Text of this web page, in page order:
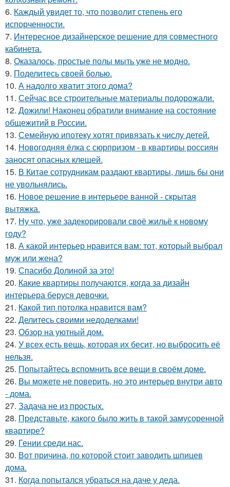
6. Каждый увидет то, что позволит степень его
испорченности.
7. Интересное дизайнерское решение для совместного
кабинета.
8. Оказалось, простые полы мыть уже не модно.
9. Поделитесь своей болью.
10. А надолго хватит этого дома?
11. Сейчас все строительные материалы подорожали.
12. Дожили! Наконец обратили внимание на состояние
общежитий в России.
13. Семейную ипотеку хотят привязать к числу детей.
14. Новогодняя ёлка с сюрпризом - в квартиры россиян
заносят опасных клещей.
15. В Китае сотрудникам раздают квартиры, лишь бы они
не увольнялись.
16. Новое решение в интерьере ванной - скрытая
вытяжка.
17. Ну что, уже задекорировали своё жильё к новому
году?
18. А какой интерьер нравится вам: тот, который выбрал
муж или жена?
19. Спасибо Долиной за это!
20. Какие квартиры получаются, когда за дизайн
интерьера беруся девочки.
21. Какой тип потолка нравится вам?
22. Делитесь своими недоделками!
23. Обзор на уютный дом.
24. У всех есть вещь, которая их бесит, но выбросить её
нельзя.
25. Попытайтесь вспомнить все вещи в своём доме.
26. Вы можете не поверить, но это интерьер внутри авто
- дома.
27. Задача не из простых.
28. Представьте, какого было жить в такой замусоренной
квартире?
29. Гении среди нас.
30. Вот причина, по которой стоит заводить шпицев
дома.
31. Когда попытался убраться на даче у деда.